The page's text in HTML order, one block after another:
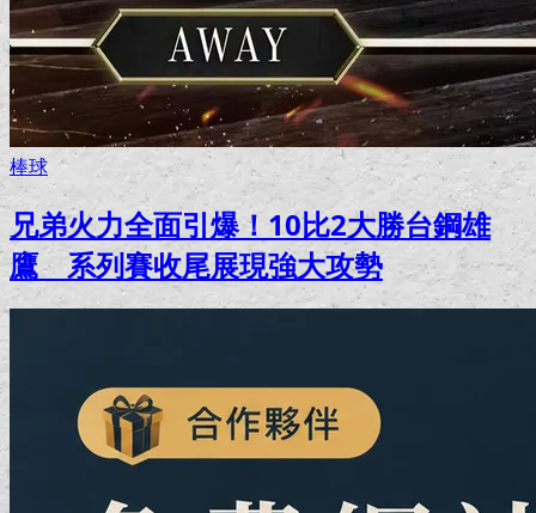
棒球
兄弟火力全面引爆！10比2大勝台鋼雄
鷹 系列賽收尾展現強大攻勢